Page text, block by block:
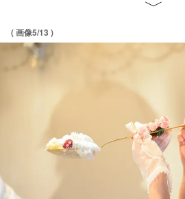
( 画像5/13 )